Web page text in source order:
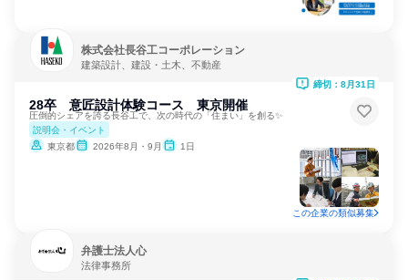
株式会社長谷工コーポレーション
建築設計、建設・土木、不動産
28卒 意匠設計体験コース 東京開催
圧倒的シェアを誇る長谷工で、次の時代の「住まい」を創る✨
説明会・イベント
東京都
2026年8月・9月 1日
締切：8月31日
この企業の類似募集
弁護士法人心
法律事務所